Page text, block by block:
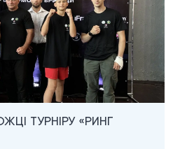
ТУРНІРУ «РИНГ